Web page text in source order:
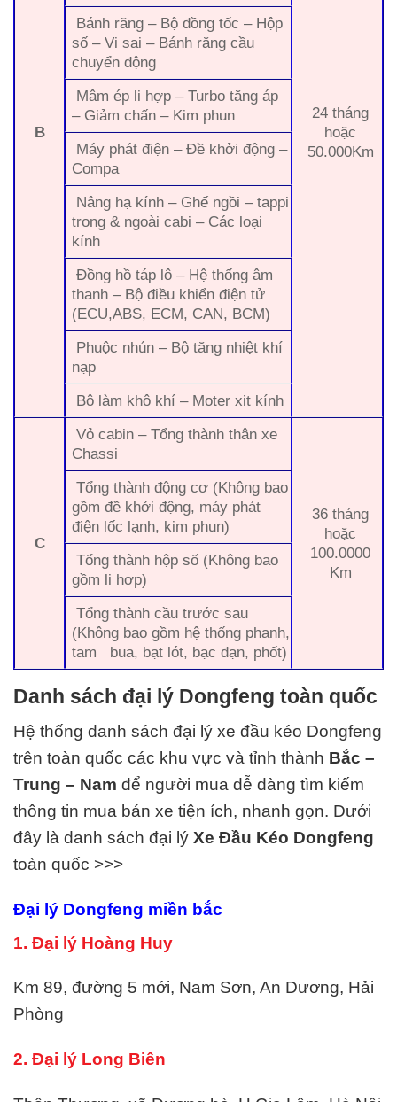
B
24 tháng
hoặc
50.000Km
Bánh răng – Bộ đồng tốc – Hộp
số – Vi sai – Bánh răng cầu
chuyển động
Mâm ép li hợp – Turbo tăng áp
– Giảm chấn – Kim phun
Máy phát điện – Đề khởi động –
Compa
Nâng hạ kính – Ghế ngồi – tappi
trong & ngoài cabi – Các loại
kính
Đồng hồ táp lô – Hệ thống âm
thanh – Bộ điều khiển điện tử
(ECU,ABS, ECM, CAN, BCM)
Phuộc nhún – Bộ tăng nhiệt khí
nạp
Bộ làm khô khí – Moter xịt kính
C
Vỏ cabin – Tổng thành thân xe
Chassi
36 tháng
hoặc
100.0000
Km
Tổng thành động cơ (Không bao
gồm đề khởi động, máy phát
điện lốc lạnh, kim phun)
Tổng thành hộp số (Không bao
gồm li hợp)
Tổng thành cầu trước sau
(Không bao gồm hệ thống phanh,
tam bua, bạt lót, bạc đạn, phốt)
Danh sách đại lý Dongfeng toàn quốc
Hệ thống danh sách đại lý xe đầu kéo Dongfeng
trên toàn quốc các khu vực và tỉnh thành Bắc –
Trung – Nam để người mua dễ dàng tìm kiếm
thông tin mua bán xe tiện ích, nhanh gọn. Dưới
đây là danh sách đại lý Xe Đầu Kéo Dongfeng
toàn quốc >>>
Đại lý Dongfeng miền bắc
1. Đại lý Hoàng Huy
Km 89, đường 5 mới, Nam Sơn, An Dương, Hải
Phòng
2. Đại lý Long Biên